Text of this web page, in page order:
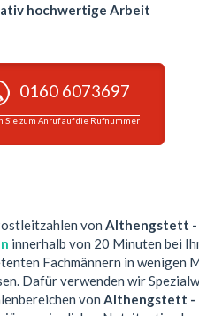
hochwertige Arbeit
0160 6073697
Sie zum Anruf auf die Rufnummer
von Althengstett
innerhalb von 20 Minuten bei
Fachmännern in
Dafür verwenden wir
von Althengstett -